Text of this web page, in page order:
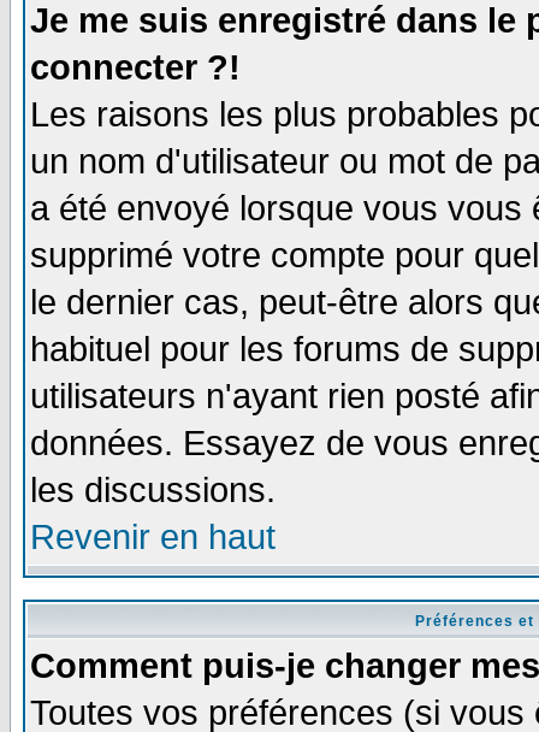
Je me suis enregistré dans le
connecter ?!
Les raisons les plus probables
un nom d'utilisateur ou mot de
a été envoyé lorsque vous
supprimé votre compte pour
le dernier cas, peut-être alors
habituel pour les forums de
utilisateurs n'ayant rien posté
données. Essayez de vous
les discussions.
Revenir en haut
Préférences
Comment puis-je changer
Toutes vos préférences (si